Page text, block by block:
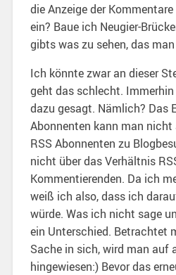
die Anzeige der
ein? Baue ich Neugier-
gibts was zu sehen, das
Ich könnte zwar an dieser
geht das schlecht.
dazu gesagt. Nämlich? Das
Abonnenten kann man nicht
RSS Abonnenten zu
nicht über das Verhältnis
Kommentierenden. Da ich
weiß ich also, dass ich
würde. Was ich nicht sage
ein Unterschied. Betrachtet
Sache in sich, wird man auf
hingewiesen:) Bevor das